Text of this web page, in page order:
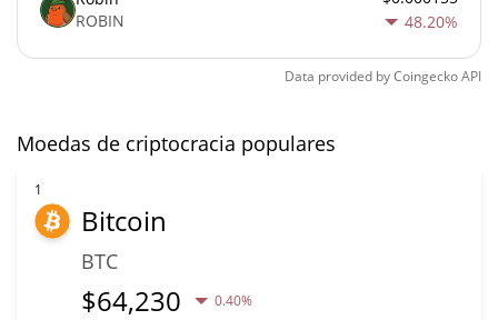
ROBIN
48.20%
Data provided byCoingeckoAPI
Moedas de criptocracia populares
1
Bitcoin
BTC
$64,230 0.40%